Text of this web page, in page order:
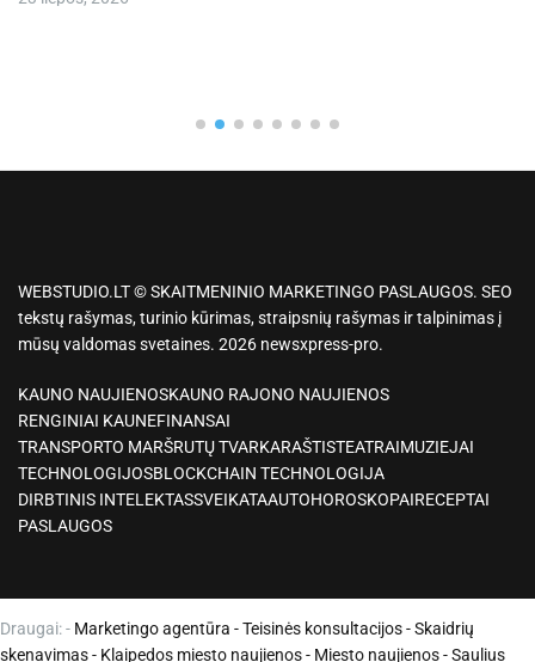
WEBSTUDIO.LT © SKAITMENINIO MARKETINGO PASLAUGOS. SEO
tekstų rašymas, turinio kūrimas, straipsnių rašymas ir talpinimas į
mūsų valdomas svetaines. 2026 newsxpress-pro.
KAUNO NAUJIENOSKAUNO RAJONO NAUJIENOS
RENGINIAI KAUNEFINANSAI
TRANSPORTO MARŠRUTŲ TVARKARAŠTISTEATRAIMUZIEJAI
TECHNOLOGIJOSBLOCKCHAIN TECHNOLOGIJA
DIRBTINIS INTELEKTASSVEIKATAAUTOHOROSKOPAIRECEPTAI
PASLAUGOS
Draugai: - Marketingo agentūra -Teisinės konsultacijos-Skaidrių
skenavimas- Klaipedos miesto naujienos- Miesto naujienos-Saulius